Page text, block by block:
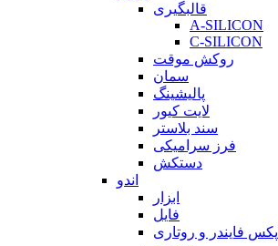
قالبگیری
A-SILICON
C-SILICON
روکش موقت
سمان
پالیشینگ
لایت کیور
سند بلاستر
فرز سرامیکی
دستکش
اندو
ابزار
فایل
اپکس فایندر و روتاری